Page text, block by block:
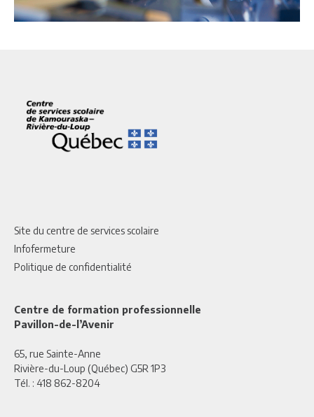
Site du centre de services scolaire
Infofermeture
Politique de confidentialité
Centre de formation professionnelle
Pavillon-de-l’Avenir
65, rue Sainte-Anne
Rivière-du-Loup (Québec) G5R 1P3
Tél. : 418 862-8204